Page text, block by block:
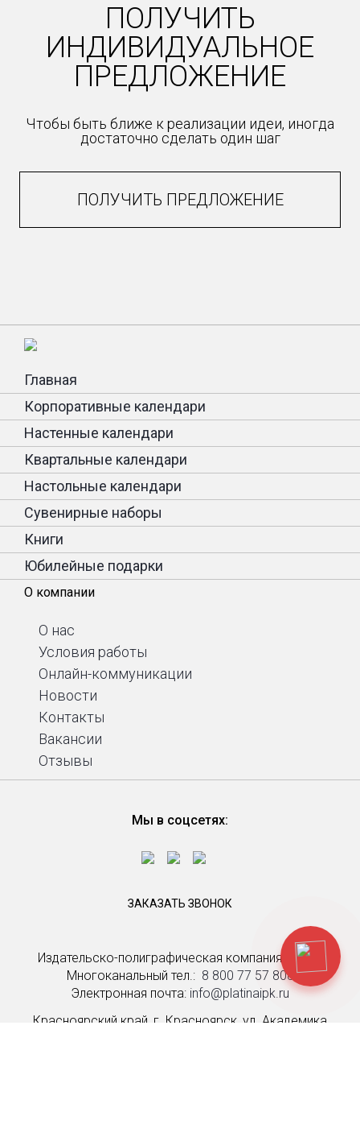
ПОЛУЧИТЬ
ИНДИВИДУАЛЬНОЕ
ПРЕДЛОЖЕНИЕ
Чтобы быть ближе к реализации идеи, иногда
достаточно сделать один шаг
ПОЛУЧИТЬ ПРЕДЛОЖЕНИЕ
Издательско-полиграфическая компания Platina
Многоканальный тел.: ­ 8 800 77 57 808
Электронная почта: info@platinaipk.ru
Красноярский край, г. Красноярск, ул. Академика
Главная
Корпоративные календари
Настенные календари
Квартальные календари
Настольные календари
Сувенирные наборы
Книги
Юбилейные подарки
О компании
О нас
Условия работы
Онлайн-коммуникации
Новости
Контакты
Вакансии
Отзывы
Мы в соцсетях:
ЗАКАЗАТЬ ЗВОНОК